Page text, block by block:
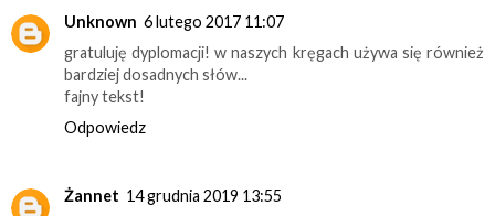
Unknown 6 lutego 2017 11:07
gratuluję dyplomacji! w naszych kręgach używa się również
bardziej dosadnych słów...
fajny tekst!
Odpowiedz
Żannet 14 grudnia 2019 13:55